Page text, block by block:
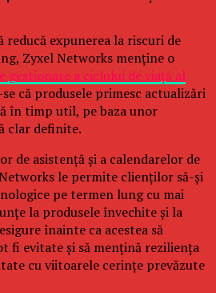
expunerea la riscuri de
Zyxel Networks menține o
gestionare a ciclului de viață al
că produsele primesc actualizări
în timp util, pe baza unor
clar definite.
de asistență și a calendarelor de
le permite clienților să-și
pe termen lung cu mai
la produsele învechite și la
înainte ca acestea să
fi evitate și să mențină reziliența
cu viitoarele cerințe prevăzute